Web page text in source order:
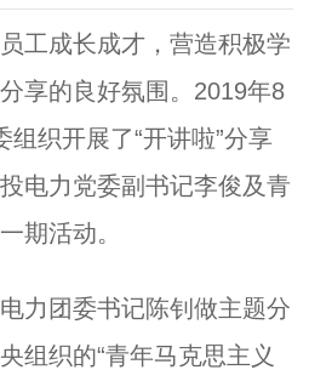
工成长成才，营造积极学
享的良好氛围。2019年8
组织开展了“开讲啦”分享
电力党委副书记李俊及青
期活动。
力团委书记陈钊做主题分
组织的“青年马克思主义